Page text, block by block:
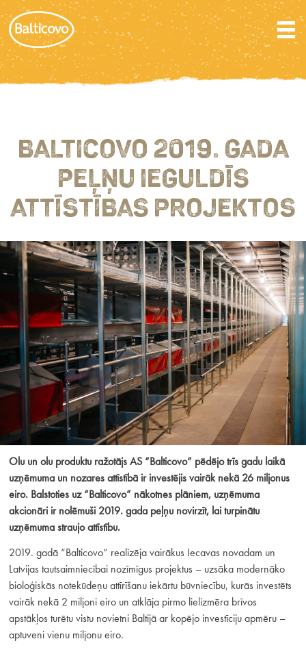
BALTICOVO 2019. GADA
PEĻŅU IEGULDĪS
ATTĪSTĪBAS PROJEKTOS
Olu un olu produktu ražotājs AS “Balticovo” pēdējo trīs gadu laikā
uzņēmuma un nozares attīstībā ir investējis vairāk nekā 26 miljonus
eiro. Balstoties uz “Balticovo” nākotnes plāniem, uzņēmuma
akcionāri ir nolēmuši 2019. gada peļņu novirzīt, lai turpinātu
uzņēmuma straujo attīstību.
2019. gadā “Balticovo” realizēja vairākus Iecavas novadam un
Latvijas tautsaimniecībai nozīmīgus projektus – uzsāka modernāko
bioloģiskās notekūdeņu attīrīšanu iekārtu būvniecību, kurās investēts
vairāk nekā 2 miljoni eiro un atklāja pirmo lielizmēra brīvos
apstākļos turētu vistu novietni Baltijā ar kopējo investīciju apmēru –
aptuveni vienu miljonu eiro.